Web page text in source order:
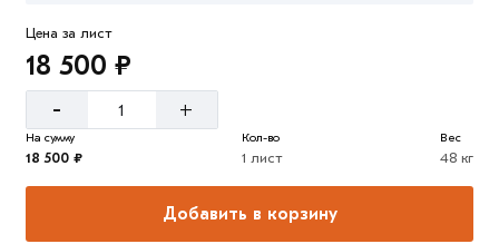
Цена за лист
18 500 ₽
- +
На сумму
18 500 ₽
Кол-во
1 лист
Вес
48 кг
Добавить в корзину